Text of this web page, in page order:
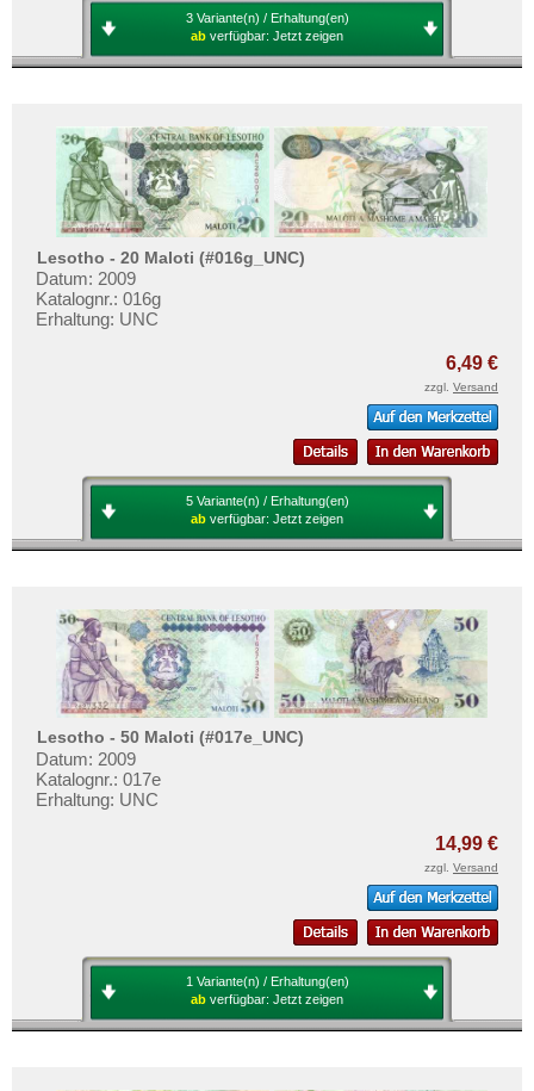
3 Variante(n) / Erhaltung(en)
ab verfügbar: Jetzt zeigen
Lesotho - 20 Maloti (#016g_UNC)
Datum: 2009
Katalognr.: 016g
Erhaltung: UNC
6,49 €
zzgl. Versand
5 Variante(n) / Erhaltung(en)
ab verfügbar: Jetzt zeigen
Lesotho - 50 Maloti (#017e_UNC)
Datum: 2009
Katalognr.: 017e
Erhaltung: UNC
14,99 €
zzgl. Versand
1 Variante(n) / Erhaltung(en)
ab verfügbar: Jetzt zeigen